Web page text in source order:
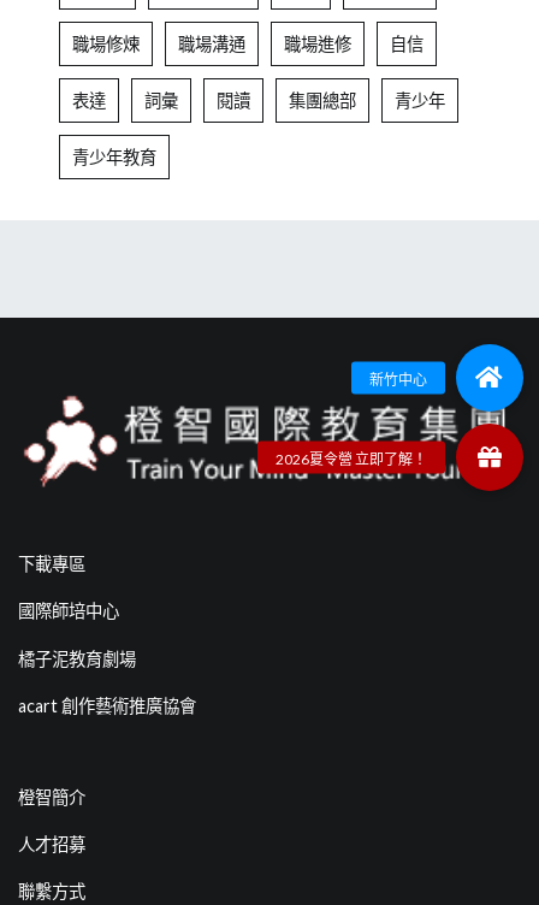
職場修煉 職場溝通 職場進修 自信
表達 詞彙 閱讀 集團總部 青少年
青少年教育
下載專區
國際師培中心
橘子泥教育劇場
acart 創作藝術推廣協會
橙智簡介
人才招募
聯繫方式